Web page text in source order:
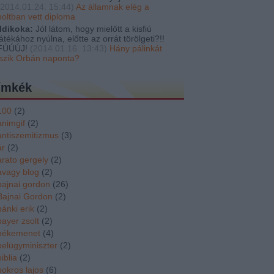
Az államnak elég a
vett diploma
Jól látom, hogy mielőtt a kisfiú
nyúlna, előtte az orrát törölgeti?!!
Hány pálinkát
Orbán naponta?
(2)
(2)
(3)
(2)
gergely (2)
blog (2)
gordon (26)
Gordon (2)
erik (2)
zsolt (2)
(4)
(2)
(2)
lajos (6)